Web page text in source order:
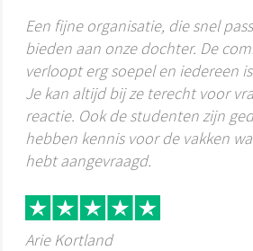
Een fijne organisatie, die snel
bieden aan onze dochter. De
verloopt erg soepel en iedereen
Je kan altijd bij ze terecht voor
reactie. Ook de studenten zijn
hebben kennis voor de vakken
hebt aangevraagd.
Arie Kortland